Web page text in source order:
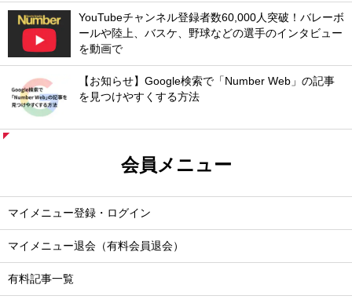
YouTubeチャンネル登録者数60,000人突破！バレーボ
ールや陸上、バスケ、野球などの選手のインタビュー
を動画で
【お知らせ】Google検索で「Number Web」の記事
を見つけやすくする方法
会員メニュー
マイメニュー登録・ログイン
マイメニュー退会（有料会員退会）
有料記事一覧